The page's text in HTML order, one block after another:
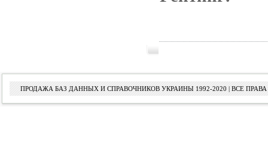
ПРОДАЖА БАЗ ДАННЫХ И СПРАВОЧНИКОВ УКРАИНЫ 1992-2020 | ВСЕ